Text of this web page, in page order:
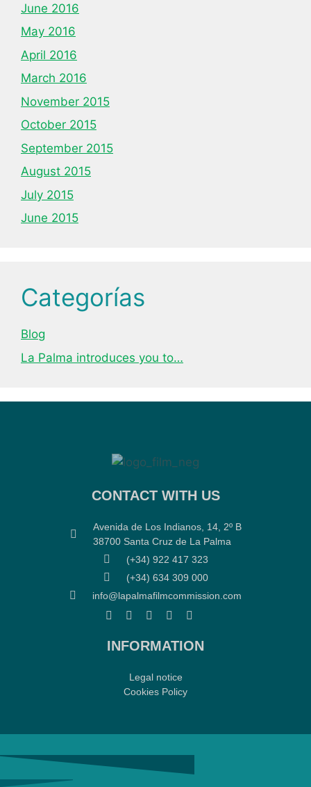
June 2016
May 2016
April 2016
March 2016
November 2015
October 2015
September 2015
August 2015
July 2015
June 2015
Categorías
Blog
La Palma introduces you to…
CONTACT WITH US
Avenida de Los Indianos, 14, 2º B
38700 Santa Cruz de La Palma
(+34) 922 417 323
(+34) 634 309 000
info@lapalmafilmcommission.com
INFORMATION
Legal notice
Cookies Policy